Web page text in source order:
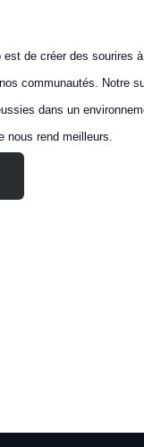
est de créer des sourires
communautés. Notre
dans un
nous rend meilleurs.